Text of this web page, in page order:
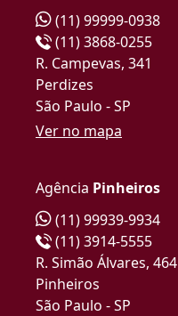
(11) 99999-0938
(11) 3868-0255
R. Campevas, 341
Perdizes
São Paulo - SP
Ver no mapa
Agência Pinheiros
(11) 99939-9934
(11) 3914-5555
R. Simão Álvares, 464
Pinheiros
São Paulo - SP